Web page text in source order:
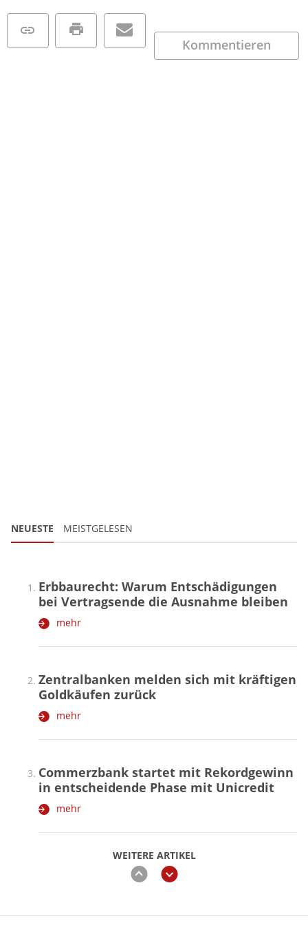
Kommentieren
NEUESTE MEISTGELESEN
WEITERE ARTIKEL
zurückweiter
Erbbaurecht: Warum Entschädigungen
bei Vertragsende die Ausnahme bleiben
mehr
Zentralbanken melden sich mit kräftigen
Goldkäufen zurück
mehr
Commerzbank startet mit Rekordgewinn
in entscheidende Phase mit Unicredit
mehr